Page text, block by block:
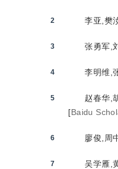
2 李亚,樊
3 张勇军,
4 李明维,
5
赵春华,
[Baidu
6 廖俊,周
7 吴学雁,